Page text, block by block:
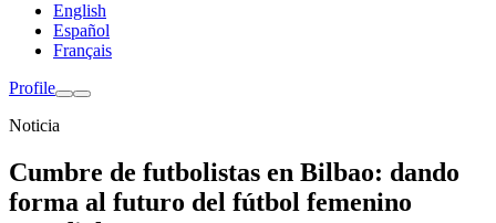
English
Español
Français
Profile
Noticia
Cumbre de futbolistas en Bilbao: dando
forma al futuro del fútbol femenino